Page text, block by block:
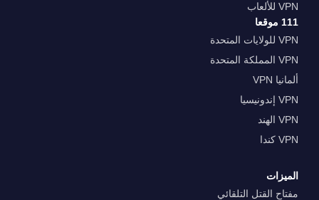
VPN للألعاب
111 موقعا
VPN للولايات المتحدة
VPN المملكة المتحدة
ألمانيا VPN
VPN إندونيسيا
VPN الهند
VPN كندا
الميزات
مفتاح القتل التلقائي